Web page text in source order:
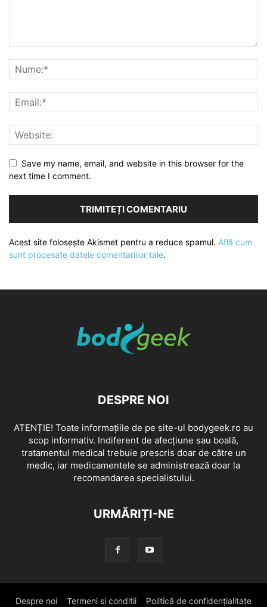
Save my name, email, and website in this browser for the
next time I comment.
Acest site folosește Akismet pentru a reduce spamul. Află cum
sunt procesate datele comentariilor tale.
DESPRE NOI
ATENȚIE! Toate informațiile de pe site-ul bodygeek.ro au
scop informativ. Indiferent de afecțiune sau boală,
tratamentul medical trebuie prescris doar de către un
medic, iar medicamentele se administrează doar la
recomandarea specialistului.
URMĂRIȚI-NE
Despre noi Termeni si conditii Politică de confidențialitate